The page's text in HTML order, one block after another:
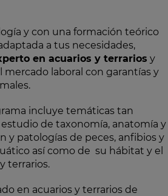
y con una formación teórico
a tus necesidades,
en acuarios y terrarios y
mercado laboral con garantías y
incluye temáticas tan
de taxonomía, anatomía y
y patologías de peces, anfibios y
así como de su hábitat y el
terrarios.
en acuarios y terrarios de